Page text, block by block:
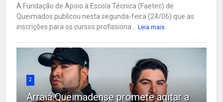
A Fundação de Apoio à Escola Técnica (Faetec) de
Queimados publicou nesta segunda-feira (24/06) que as
inscrições para os cursos profissiona...
Leia mais
2
Arraiá Queimadense promete agitar a